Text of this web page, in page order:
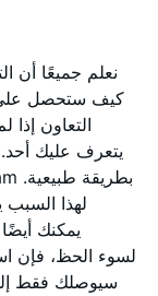
نعلم جميعًا أن
التعاون
يتعرف عليك
لهذا
سيوصلك فقط